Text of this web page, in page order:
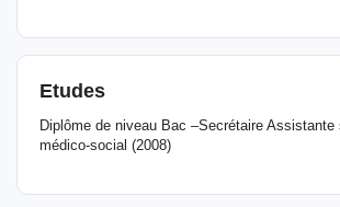
Etudes
Diplôme de niveau Bac –Secrétaire Assistante
médico-social (2008)